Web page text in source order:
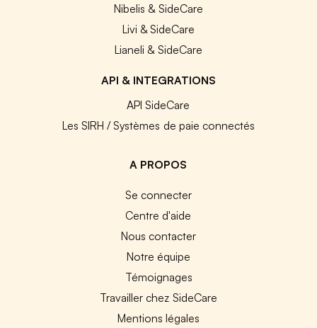
Nibelis & SideCare
Livi & SideCare
Lianeli & SideCare
API & INTEGRATIONS
API SideCare
Les SIRH / Systèmes de paie connectés
A PROPOS
Se connecter
Centre d'aide
Nous contacter
Notre équipe
Témoignages
Travailler chez SideCare
Mentions légales